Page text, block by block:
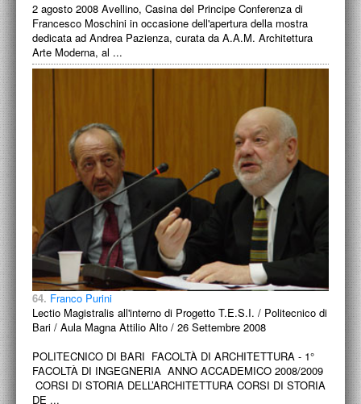
2 agosto 2008 Avellino, Casina del Principe Conferenza di
Francesco Moschini in occasione dell'apertura della mostra
dedicata ad Andrea Pazienza, curata da A.A.M. Architettura
Arte Moderna, al ...
64. Franco Purini
Lectio Magistralis all'interno di Progetto T.E.S.I. / Politecnico di
Bari / Aula Magna Attilio Alto / 26 Settembre 2008
POLITECNICO DI BARI FACOLTÀ DI ARCHITETTURA - 1°
FACOLTÀ DI INGEGNERIA ANNO ACCADEMICO 2008/2009
CORSI DI STORIA DELL’ARCHITETTURA CORSI DI STORIA
DE ...